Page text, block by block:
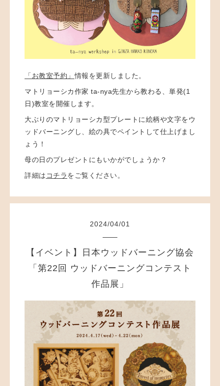
「お教室予約」情報を更新しました。
マトリョーシカ作家 ta-nya先生から教わる、単発(1
日)教室を開催します。
大ぶりのマトリョーシカ型プレートに絵柄や文字をウ
ッドバーニングし、絵の具でペイントして仕上げまし
ょう！
母の日のプレゼントにもいかがでしょうか？
詳細は コチラをご覧ください。
2024/04/01
【イベント】日本ウッドバーニング協会
「第22回 ウッドバーニングコンテスト
作品展」